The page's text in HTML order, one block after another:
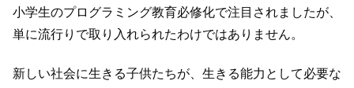
小学生のプログラミング教育必修化で注目されましたが、
単に流行りで取り入れられたわけではありません。
新しい社会に生きる子供たちが、生きる能力として必要な